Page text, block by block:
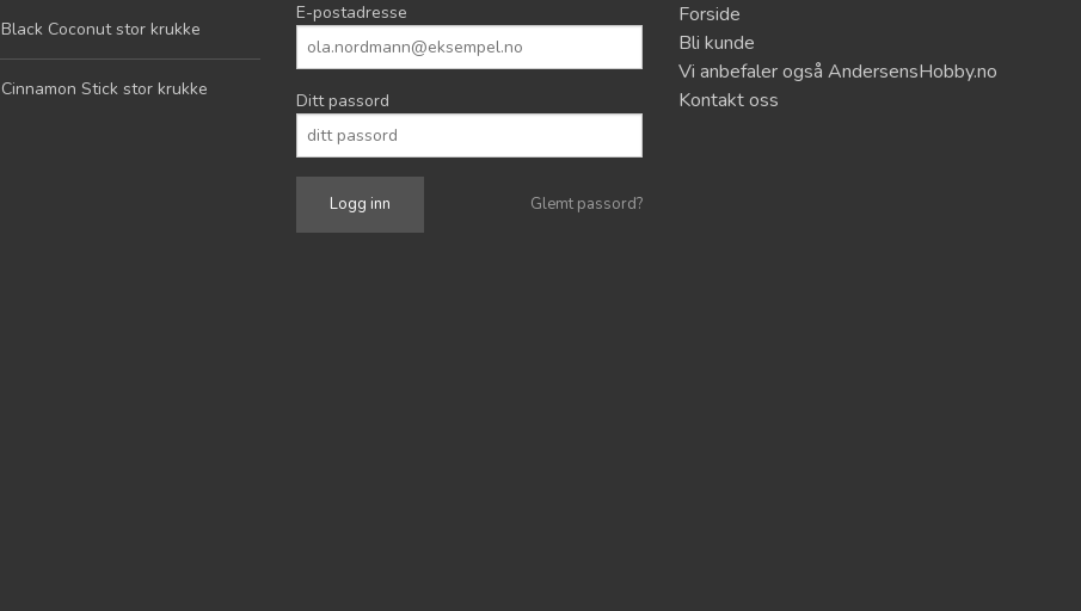
Black Coconut stor krukke
Cinnamon Stick stor krukke
E-postadresse
Ditt passord
Glemt passord?
Forside
Bli kunde
Vi anbefaler også AndersensHobby.no
Kontakt oss